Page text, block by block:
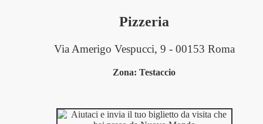
Pizzeria
Via Amerigo Vespucci, 9 - 00153 Roma
Zona: Testaccio